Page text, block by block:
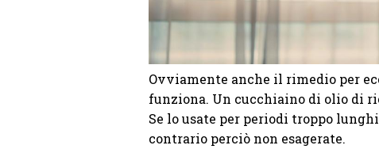
Ovviamente anche il rimedio per
funziona. Un cucchiaino di olio di
Se lo usate per periodi troppo
contrario perciò non esagerate.